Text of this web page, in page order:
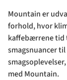
Mountain er
forhold, hvor
kaffebærrene tid
smagsnuancer
med Mountain.